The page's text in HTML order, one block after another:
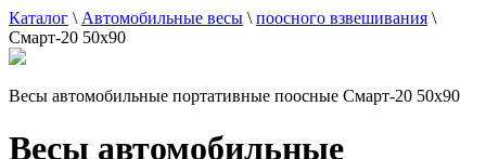
Каталог \ Автомобильные весы \ поосного взвешивания \
Смарт-20 50x90
Весы автомобильные портативные поосные Смарт-20 50x90
Весы автомобильные